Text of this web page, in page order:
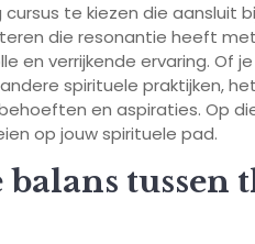
te kiezen die aansluit
die resonantie heeft
en verrijkende ervaring. Of
spirituele praktijken,
en aspiraties. Op
op jouw spirituele pad.
balans tussen